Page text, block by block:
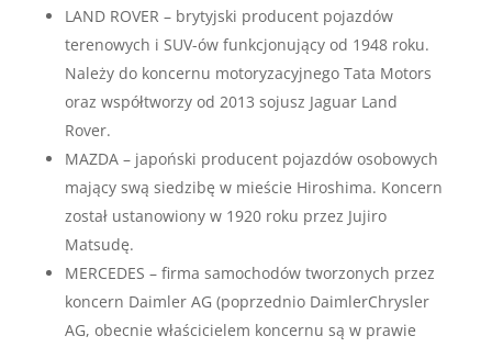
LAND ROVER – brytyjski producent pojazdów
terenowych i SUV-ów funkcjonujący od 1948 roku.
Należy do koncernu motoryzacyjnego Tata Motors
oraz współtworzy od 2013 sojusz Jaguar Land
Rover.
MAZDA – japoński producent pojazdów osobowych
mający swą siedzibę w mieście Hiroshima. Koncern
został ustanowiony w 1920 roku przez Jujiro
Matsudę.
MERCEDES – firma samochodów tworzonych przez
koncern Daimler AG (poprzednio DaimlerChrysler
AG, obecnie właścicielem koncernu są w prawie